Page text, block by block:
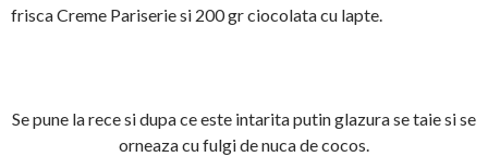
frisca Creme Pariserie si 200 gr ciocolata cu lapte.
Se pune la rece si dupa ce este intarita putin glazura se taie si se
orneaza cu fulgi de nuca de cocos.